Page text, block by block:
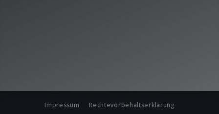
Impressum Rechtevorbehaltserklärung